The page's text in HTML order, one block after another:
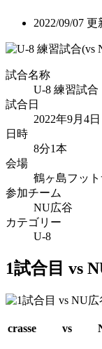
2022/09/07 更
試合名称
U-8 練習試合
試合日
2022年9月4日
日時
8分1本
会場
鶴ヶ島フッ
参加チーム
NU広谷
カテゴリー
U-8
1試合目 vs
crasse vs